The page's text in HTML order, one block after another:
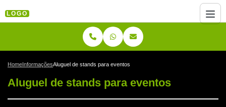
LOGO
HomeInformaçõesAluguel de stands para eventos
Aluguel de stands para eventos